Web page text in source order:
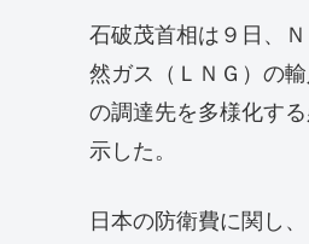
石破茂首相は９日、
然ガス（ＬＮＧ）の
の調達先を多様化す
示した。
日本の防衛費に関し